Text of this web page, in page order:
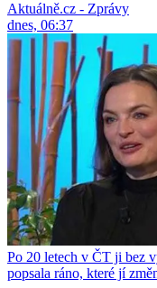
Aktuálně.cz - Zprávy
dnes, 06:37
Po 20 letech v ČT ji bez
popsala ráno, které jí